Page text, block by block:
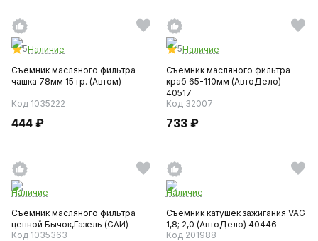
5Наличие
Съемник масляного фильтра
чашка 78мм 15 гр. (Автом)
Код 1035222
444 ₽
5Наличие
Съемник масляного фильтра
краб 65-110мм (АвтоДело)
40517
Код 32007
733 ₽
Наличие
Съемник масляного фильтра
цепной Бычок,Газель (САИ)
Код 1035363
Наличие
Съемник катушек зажигания VAG
1,8; 2,0 (АвтоДело) 40446
Код 201988